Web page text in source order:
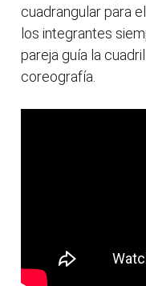
cuadrangular para
los integrantes
pareja guía la
coreografía.